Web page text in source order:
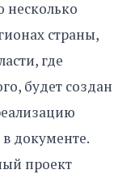
несколько
страны,
где
будет создан
в документе.
проект